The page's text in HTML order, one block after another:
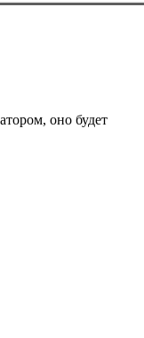
оно будет